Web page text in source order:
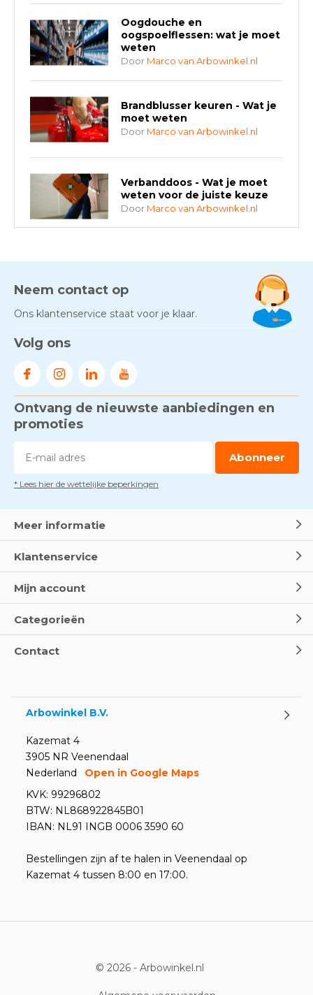
Oogdouche en
oogspoelflessen: wat je moet
weten
Door Marco van Arbowinkel.nl
Brandblusser keuren - Wat je
moet weten
Door Marco van Arbowinkel.nl
Verbanddoos - Wat je moet
weten voor de juiste keuze
Door Marco van Arbowinkel.nl
AED-apparaten - Welke past
Door Marco van Arbowinkel.nl
Door
Voorkom brand met
rookmelders, hittemelders en
DoorMarco van Arbowinkel.nl
Dag van de BHV - Als elke
Oogspoel flessen en
Neem contact op
Ons klantenservice staat voor je klaar.
Volg ons
Ontvang de nieuwste aanbiedingen en
promoties
Abonneer
* Lees hier de wettelijke beperkingen
Meer informatie
Klantenservice
Mijn account
Categorieën
Contact
Arbowinkel B.V.
Kazemat 4
3905 NR Veenendaal
Nederland
Open in Google Maps
KVK: 99296802
BTW: NL868922845B01
IBAN: NL91 INGB 0006 3590 60
Bestellingen zijn af te halen in Veenendaal op
Kazemat 4 tussen 8:00 en 17:00.
© 2026 - Arbowinkel.nl